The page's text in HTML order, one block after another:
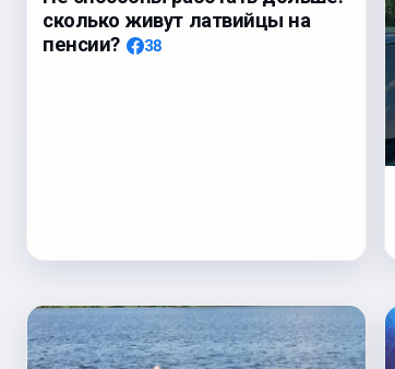
сколько живут латвийцы на
пенсии?
38